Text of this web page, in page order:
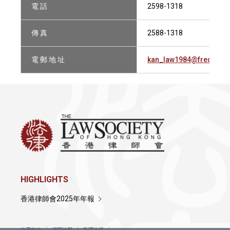
電 話 2598-1318
傳 真 2588-1318
電 郵 地 址
HIGHLIGHTS
香港律師會2025年年報